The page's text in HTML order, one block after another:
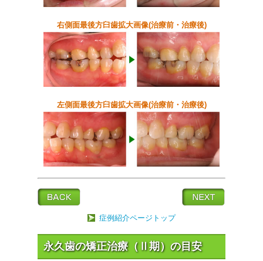
右側面最後方臼歯拡大画像(治療前・治療後)
左側面最後方臼歯拡大画像(治療前・治療後)
症例紹介ページトップ
永久歯の矯正治療（Ⅱ期）の目安